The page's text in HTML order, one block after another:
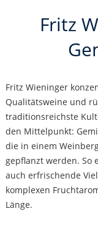
Fritz
Fritz Wieninger
Qualitätsweine und
traditionsreichste
den Mittelpunkt:
die in einem
gepflanzt werden. So
auch erfrischende
komplexen
Länge.